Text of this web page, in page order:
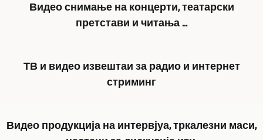
Bad
Köstritz
Medien-,
Videoproduktion
видео
Видео снимање на концерти, театарски
претстави и читања ...
на
театарски
концерти,
читања
ТВ и видео извештаи за радио и интернет
стриминг
на
Видео продукција на интервјуа, тркалезни маси,